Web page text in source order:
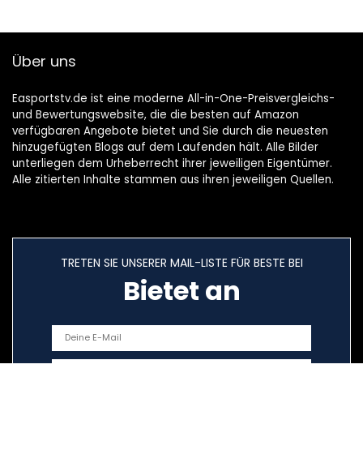
Über uns
Easportstv.de ist eine moderne All-in-One-Preisvergleichs-
und Bewertungswebsite, die die besten auf Amazon
verfügbaren Angebote bietet und Sie durch die neuesten
hinzugefügten Blogs auf dem Laufenden hält. Alle Bilder
unterliegen dem Urheberrecht ihrer jeweiligen Eigentümer.
Alle zitierten Inhalte stammen aus ihren jeweiligen Quellen.
TRETEN SIE UNSERER MAIL-LISTE FÜR BESTE BEI
Bietet an